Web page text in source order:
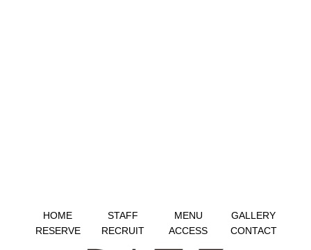
HOME STAFF MENU
GALLERY
RESERVE
RECRUIT ACCESS CONTACT